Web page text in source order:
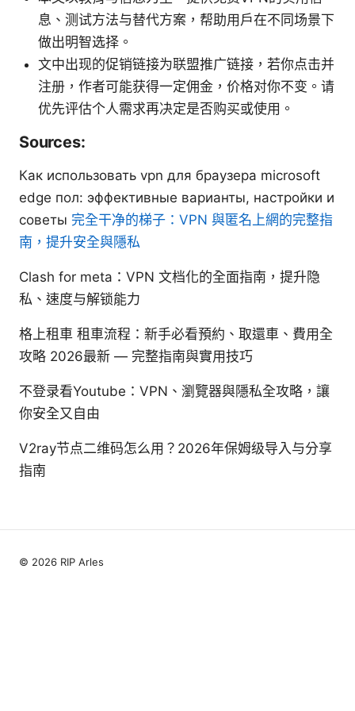
息、测试方法与替代方案，帮助用户在不同场景下
做出明智选择。
文中出现的促销链接为联盟推广链接，若你点击并
注册，作者可能获得一定佣金，价格对你不变。请
优先评估个人需求再决定是否购买或使用。
Sources:
Как использовать vpn для браузера microsoft
edge пол: эффективные варианты, настройки и
советы 完全干净的梯子：VPN 與匿名上網的完整指
南，提升安全與隱私
Clash for meta：VPN 文档化的全面指南，提升隐
私、速度与解锁能力
格上租車 租車流程：新手必看預約、取還車、費用全
攻略 2026最新 — 完整指南與實用技巧
不登录看Youtube：VPN、瀏覽器與隱私全攻略，讓
你安全又自由
V2ray节点二维码怎么用？2026年保姆级导入与分享
指南
© 2026 RIP Arles